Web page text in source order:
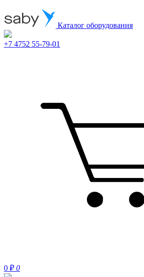
Каталог оборудования
+7 4752 55-79-01
0 ₽ 0